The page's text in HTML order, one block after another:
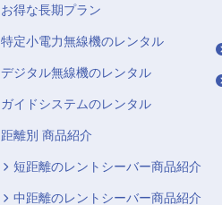
お得な長期プラン
特定小電力無線機のレンタル
デジタル無線機のレンタル
ガイドシステムのレンタル
距離別 商品紹介
短距離のレントシーバー商品紹介
中距離のレントシーバー商品紹介